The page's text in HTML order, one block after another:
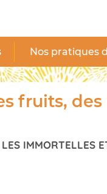
Nos pratiques
fruits,
IMMORTELLES